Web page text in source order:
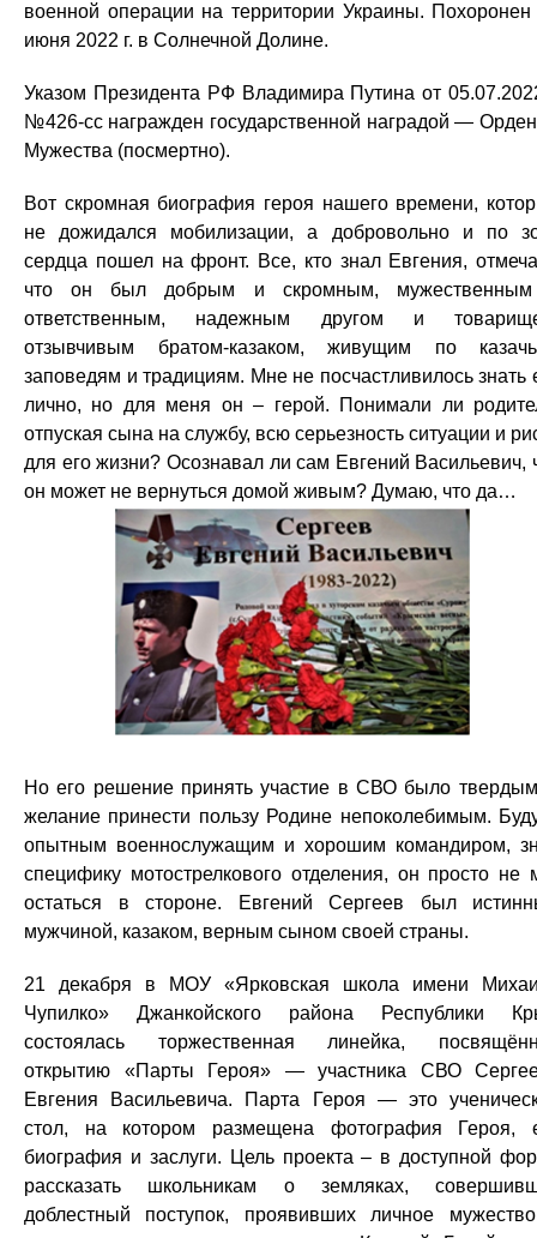
военной операции на территории Украины. Похоронен
июня 2022 г. в Солнечной Долине.
Указом Президента РФ Владимира Путина от
№426-сс награжден государственной наградой —
Мужества (посмертно).
Вот скромная биография героя нашего времени,
не дожидался мобилизации, а добровольно и по
сердца пошел на фронт. Все, кто знал Евгения,
что он был добрым и скромным,
ответственным, надежным другом и
отзывчивым братом-казаком, живущим по
заповедям и традициям. Мне не посчастливилось знать
лично, но для меня он – герой. Понимали ли
отпуская сына на службу, всю серьезность ситуации и
для его жизни? Осознавал ли сам Евгений Васильевич,
он может не вернуться домой живым? Думаю, что да…
Но его решение принять участие в СВО было
желание принести пользу Родине непоколебимым.
опытным военнослужащим и хорошим командиром,
специфику мотострелкового отделения, он просто не
остаться в стороне. Евгений Сергеев был
мужчиной, казаком, верным сыном своей страны.
21 декабря в МОУ «Ярковская школа имени
Чупилко» Джанкойского района Республики
состоялась торжественная линейка,
открытию «Парты Героя» — участника СВО
Евгения Васильевича. Парта Героя — это
стол, на котором размещена фотография Героя,
биография и заслуги. Цель проекта – в доступной
рассказать школьникам о земляках,
доблестный поступок, проявивших личное